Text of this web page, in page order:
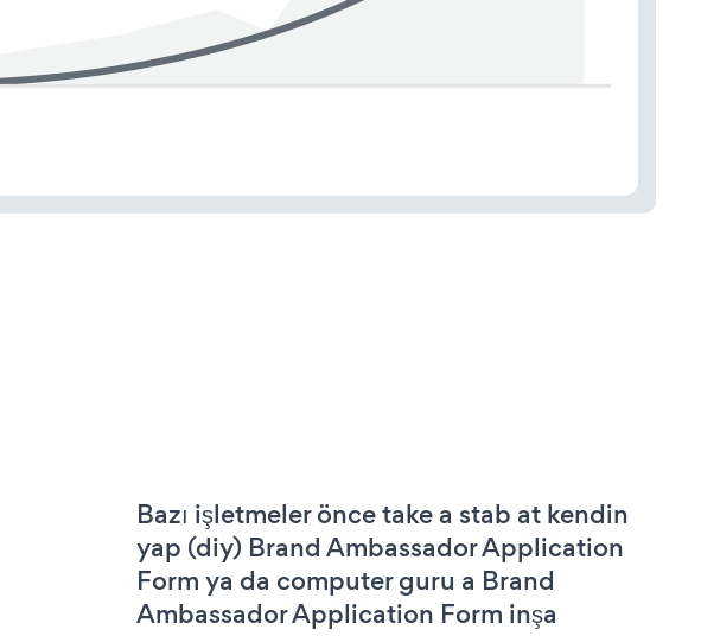
Bazı işletmeler önce take a stab at kendin
yap (diy) Brand Ambassador Application
Form ya da computer guru a Brand
Ambassador Application Form inşa